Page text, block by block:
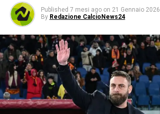
Published 7 mesi ago on 21 Gennaio 2026
By Redazione CalcioNews24